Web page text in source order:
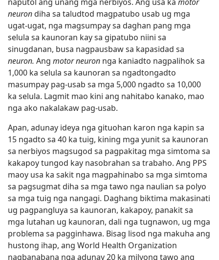
neurondiha sa taludtod magpatubo usab ug mga
ugat-ugat, nga magsumpay sa daghan pang mga
selula sa kaunoran kay sa gipatubo niini sa
sinugdanan, busa nagpausbaw sa kapasidad sa
neuron. Ang motor neuron nga kaniadto nagpalihok sa
1,000 ka selula sa kaunoran sa ngadtongadto
masumpay pag-usab sa mga 5,000 ngadto sa 10,000
ka selula. Lagmit mao kini ang nahitabo kanako, mao
nga ako nakalakaw pag-usab.
Apan, adunay ideya nga gituohan karon nga kapin sa
15 ngadto sa 40 ka tuig, kining mga yunit sa kaunoran
sa nerbiyos magsugod sa pagpakitag mga simtoma sa
kakapoy tungod kay nasobrahan sa trabaho. Ang PPS
maoy usa ka sakit nga magpahinabo sa mga simtoma
sa pagsugmat diha sa mga tawo nga naulian sa polyo
sa mga tuig nga nangagi. Daghang biktima makasinati
ug pagpangluya sa kaunoran, kakapoy, panakit sa
mga lutahan ug kaunoran, dali nga tugnawon, ug mga
problema sa pagginhawa. Bisag lisod nga makuha ang
hustong ihap, ang World Health Organization
nagbanabana nga adunay 20 ka milyong tawo ang